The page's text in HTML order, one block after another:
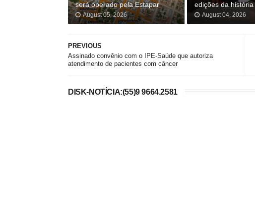
será operado pela Estapar
August 05, 2026
edições da história
August 04, 2026
PREVIOUS
Assinado convênio com o IPE-Saúde que autoriza
atendimento de pacientes com câncer
DISK-NOTÍCIA:(55)9 9664.2581